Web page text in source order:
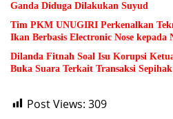
Ganda Diduga Dilakukan Suyud
Tim PKM UNUGIRI Perkenalkan
Ikan Berbasis Electronic Nose kepada
Dilanda Fitnah Soal Isu Korupsi
Buka Suara Terkait Transaksi
Post Views: 309